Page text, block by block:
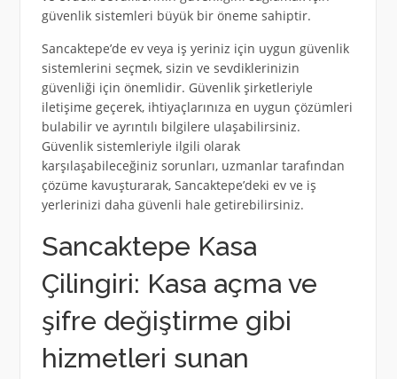
güvenlik sistemleri büyük bir öneme sahiptir.
Sancaktepe’de ev veya iş yeriniz için uygun güvenlik
sistemlerini seçmek, sizin ve sevdiklerinizin
güvenliği için önemlidir. Güvenlik şirketleriyle
iletişime geçerek, ihtiyaçlarınıza en uygun çözümleri
bulabilir ve ayrıntılı bilgilere ulaşabilirsiniz.
Güvenlik sistemleriyle ilgili olarak
karşılaşabileceğiniz sorunları, uzmanlar tarafından
çözüme kavuşturarak, Sancaktepe’deki ev ve iş
yerlerinizi daha güvenli hale getirebilirsiniz.
Sancaktepe Kasa
Çilingiri: Kasa açma ve
şifre değiştirme gibi
hizmetleri sunan